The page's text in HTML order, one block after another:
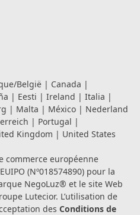
België | Canada |
| Eesti | Ireland | Italia |
| Malta | México | Nederland
| Portugal |
Kingdom | United States
commerce européenne
(Nº018574890) pour la
NegoLuz® et le site Web
Lutecior. L’utilisation de
des Conditions de